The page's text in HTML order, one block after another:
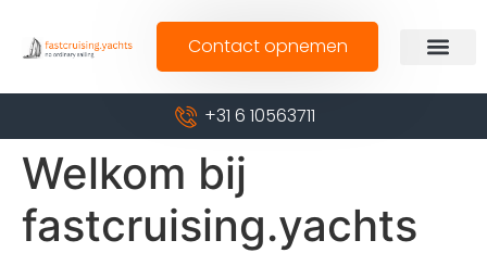
Contact opnemen
+31 6 10563711
Welkom bij
fastcruising.yachts